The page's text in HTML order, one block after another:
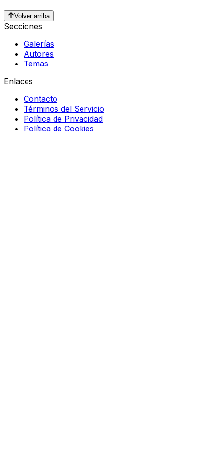
Volver arriba
Secciones
Galerías
Autores
Temas
Enlaces
Contacto
Términos del Servicio
Política de Privacidad
Política de Cookies